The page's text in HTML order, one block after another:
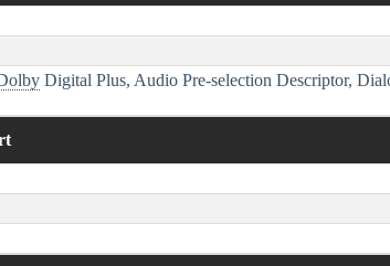
Digital Plus, Audio Pre-selection Descriptor,